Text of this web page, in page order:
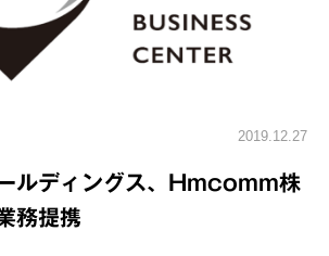
2019.12.27
ルディングス、Hmcomm株
務提携